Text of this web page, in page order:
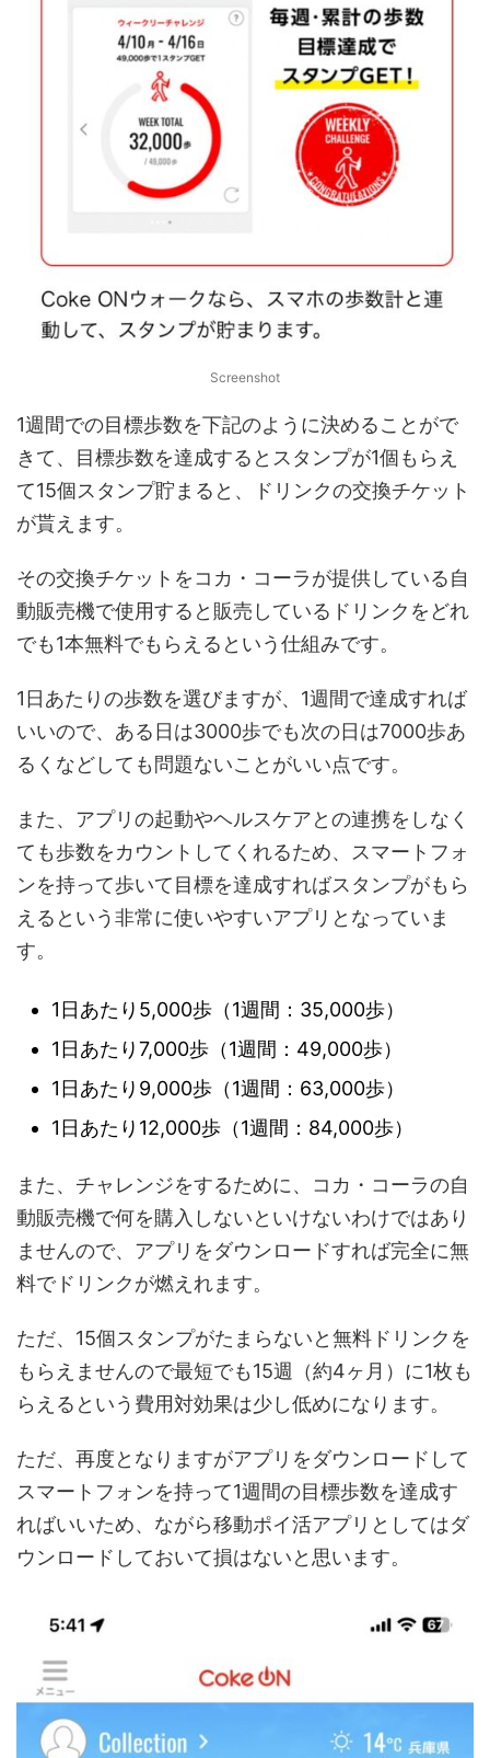
Screenshot
1週間での目標歩数を下記のように決めることがで
きて、目標歩数を達成するとスタンプが1個もらえ
て15個スタンプ貯まると、ドリンクの交換チケット
が貰えます。
その交換チケットをコカ・コーラが提供している自
動販売機で使用すると販売しているドリンクをどれ
でも1本無料でもらえるという仕組みです。
1日あたりの歩数を選びますが、1週間で達成すれば
いいので、ある日は3000歩でも次の日は7000歩あ
るくなどしても問題ないことがいい点です。
また、アプリの起動やヘルスケアとの連携をしなく
ても歩数をカウントしてくれるため、スマートフォ
ンを持って歩いて目標を達成すればスタンプがもら
えるという非常に使いやすいアプリとなっていま
す。
1日あたり5,000歩（1週間：35,000歩）
1日あたり7,000歩（1週間：49,000歩）
1日あたり9,000歩（1週間：63,000歩）
1日あたり12,000歩（1週間：84,000歩）
また、チャレンジをするために、コカ・コーラの自
動販売機で何を購入しないといけないわけではあり
ませんので、アプリをダウンロードすれば完全に無
料でドリンクが燃えれます。
ただ、15個スタンプがたまらないと無料ドリンクを
もらえませんので最短でも15週（約4ヶ月）に1枚も
らえるという費用対効果は少し低めになります。
ただ、再度となりますがアプリをダウンロードして
スマートフォンを持って1週間の目標歩数を達成す
ればいいため、ながら移動ポイ活アプリとしてはダ
ウンロードしておいて損はないと思います。